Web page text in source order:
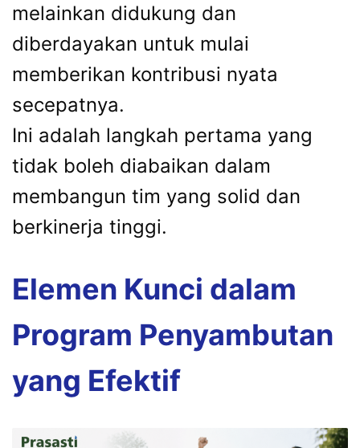
melainkan didukung dan
diberdayakan untuk mulai
memberikan kontribusi nyata
secepatnya.
Ini adalah langkah pertama yang
tidak boleh diabaikan dalam
membangun tim yang solid dan
berkinerja tinggi.
Elemen Kunci dalam
Program Penyambutan
yang Efektif